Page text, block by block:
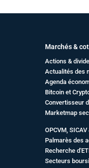
Marchés &
Actions &
Actualités des
Agenda
Bitcoin et
Convertisseur
Marketmap
OPCVM, SICAV
Palmarès des
Recherche
Secteurs